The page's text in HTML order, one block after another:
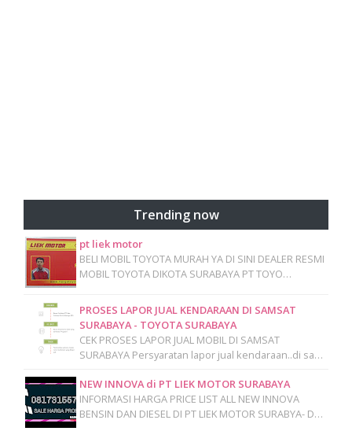
Trending now
pt liek motor
BELI MOBIL TOYOTA MURAH YA DI SINI DEALER RESMI
MOBIL TOYOTA DIKOTA SURABAYA PT TOYO…
PROSES LAPOR JUAL KENDARAAN DI SAMSAT
SURABAYA - TOYOTA SURABAYA
CEK PROSES LAPOR JUAL MOBIL DI SAMSAT
SURABAYA Persyaratan lapor jual kendaraan..di sa…
NEW INNOVA di PT LIEK MOTOR SURABAYA
INFORMASI HARGA PRICE LIST ALL NEW INNOVA
BENSIN DAN DIESEL DI PT LIEK MOTOR SURABYA- D…